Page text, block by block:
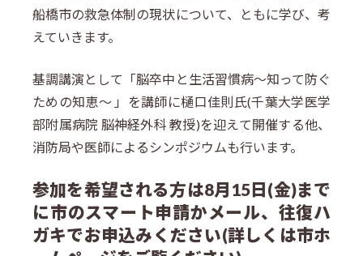
船橋市の救急体制の現状について、ともに学び、考
えていきます。
基調講演として「脳卒中と生活習慣病～知って防ぐ
ための知恵～ 」を講師に樋口佳則氏(千葉大学医学
部附属病院 脳神経外科 教授)を迎えて開催する他、
消防局や医師によるシンポジウムも行います。
参加を希望される方は8月15日(金)まで
に市のスマート申請かメール、往復ハ
ガキでお申込みください(詳しくは市ホ